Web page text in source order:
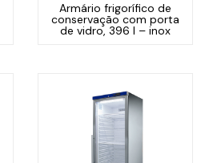
Armário frigorífico de
conservação com porta
de vidro, 396 l – inox